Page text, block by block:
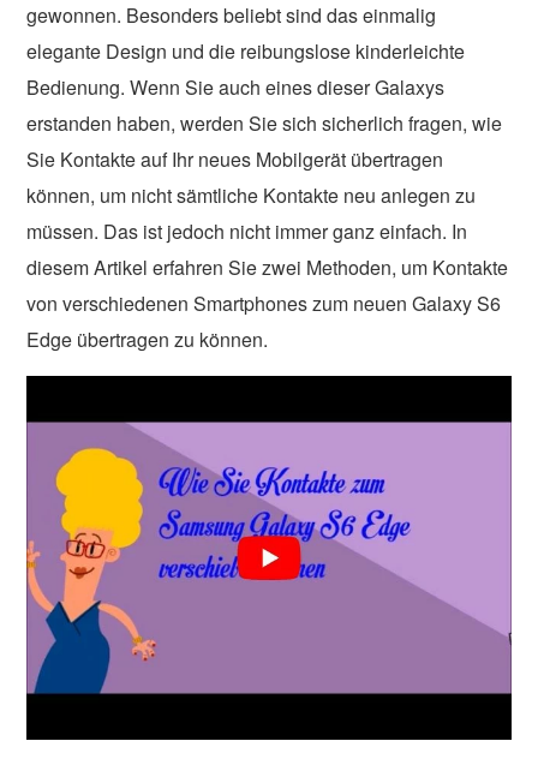
gewonnen. Besonders beliebt sind das einmalig
elegante Design und die reibungslose kinderleichte
Bedienung. Wenn Sie auch eines dieser Galaxys
erstanden haben, werden Sie sich sicherlich fragen, wie
Sie Kontakte auf Ihr neues Mobilgerät übertragen
können, um nicht sämtliche Kontakte neu anlegen zu
müssen. Das ist jedoch nicht immer ganz einfach. In
diesem Artikel erfahren Sie zwei Methoden, um Kontakte
von verschiedenen Smartphones zum neuen Galaxy S6
Edge übertragen zu können.